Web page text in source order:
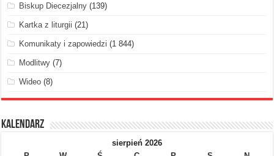
Biskup Diecezjalny (139)
Kartka z liturgii (21)
Komunikaty i zapowiedzi (1 844)
Modlitwy (7)
Wideo (8)
Kalendarz
sierpień 2026